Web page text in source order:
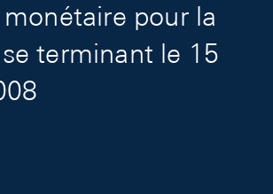
pour la
terminant le 15